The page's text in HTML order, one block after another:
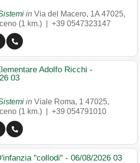
in Via del Macero, 1A 47025,
(1 km.) | +39 0547323147
Adolfo Ricchi -
03
in Viale Roma, 1 47025,
(1 km.) | +39 054791010
"collodi" - 06/08/2026 03